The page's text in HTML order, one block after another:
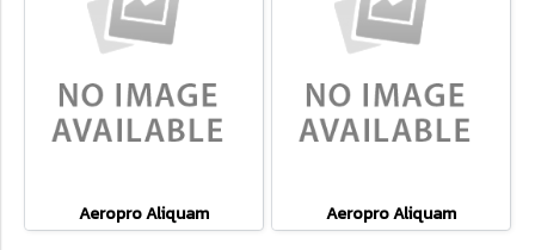
Aeropro Aliquam Aeropro Aliquam